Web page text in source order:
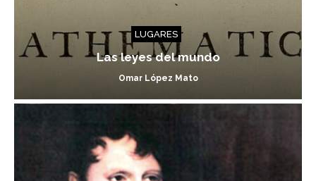
LUGARES
Las leyes del mundo
Omar López Mato